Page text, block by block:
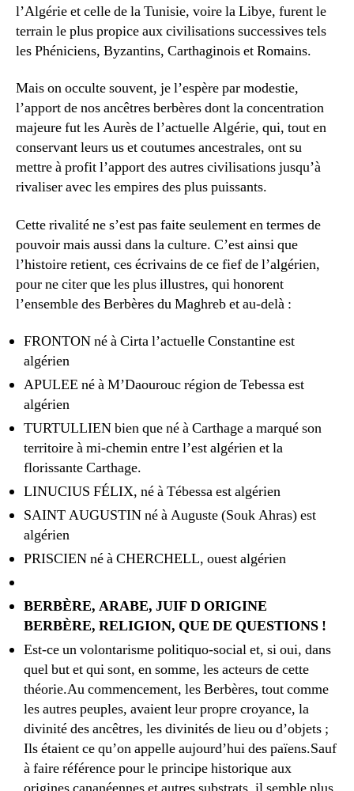
l’Algérie et celle de la Tunisie, voire la Libye, furent le
terrain le plus propice aux civilisations successives tels
les Phéniciens, Byzantins, Carthaginois et Romains.
Mais on occulte souvent, je l’espère par modestie,
l’apport de nos ancêtres berbères dont la concentration
majeure fut les Aurès de l’actuelle Algérie, qui, tout en
conservant leurs us et coutumes ancestrales, ont su
mettre à profit l’apport des autres civilisations jusqu’à
rivaliser avec les empires des plus puissants.
Cette rivalité ne s’est pas faite seulement en termes de
pouvoir mais aussi dans la culture. C’est ainsi que
l’histoire retient, ces écrivains de ce fief de l’algérien,
pour ne citer que les plus illustres, qui honorent
l’ensemble des Berbères du Maghreb et au-delà :
FRONTON né à Cirta l’actuelle Constantine est
algérien
APULEE né à M’Daourouc région de Tebessa est
algérien
TURTULLIEN bien que né à Carthage a marqué son
territoire à mi-chemin entre l’est algérien et la
florissante Carthage.
LINUCIUS FÉLIX, né à Tébessa est algérien
SAINT AUGUSTIN né à Auguste (Souk Ahras) est
algérien
PRISCIEN né à CHERCHELL, ouest algérien
BERBÈRE, ARABE, JUIF D ORIGINE
BERBÈRE, RELIGION, QUE DE QUESTIONS !
Est-ce un volontarisme politiquo-social et, si oui, dans
quel but et qui sont, en somme, les acteurs de cette
théorie.Au commencement, les Berbères, tout comme
les autres peuples, avaient leur propre croyance, la
divinité des ancêtres, les divinités de lieu ou d’objets ;
Ils étaient ce qu’on appelle aujourd’hui des païens.Sauf
à faire référence pour le principe historique aux